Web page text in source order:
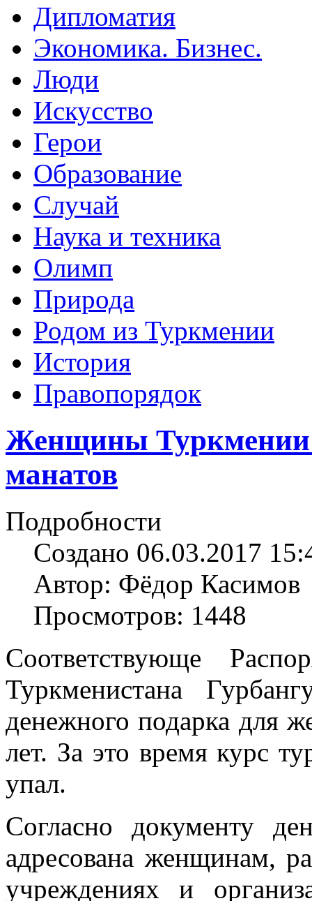
Дипломатия
Экономика. Бизнес.
Люди
Искусство
Герои
Образование
Случай
Наука и техника
Олимп
Природа
Родом из Туркмении
История
Правопорядок
Женщины Туркмении
манатов
Подробности
Создано 06.03.2017
Автор: Фёдор Касимов
Просмотров: 1448
Соответствующе
Туркменистана
денежного подарка для
лет. За это время курс
упал.
Согласно документу
адресована женщинам,
учреждениях и